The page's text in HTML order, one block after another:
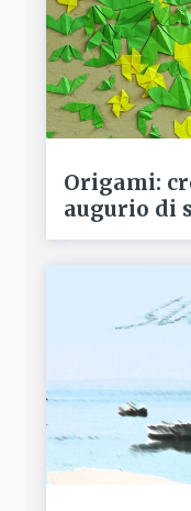
Origami:
augurio di